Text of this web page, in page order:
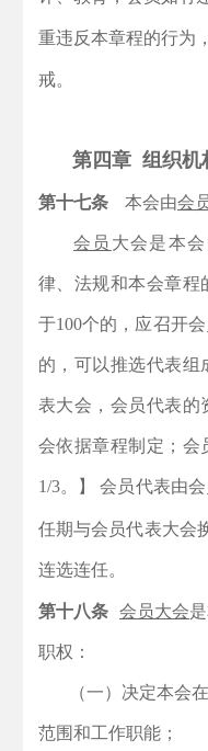
重违反本章程的行为
戒。
第四章 组织机
第十七条 本会由会
会员 大会是本
律、法规和本会章程
于100个的，应召开
的，可以推选代表组
表大会，会员代表的
会依据章程制定；会
1/3。】 会员代表由
任期与会员代表大会
连选连任。
第十八条 会员大会
职权：
（一）决定本会
范围和工作职能；